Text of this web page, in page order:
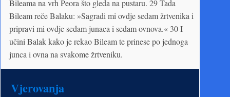
Bileama na vrh Peora što gleda na pustaru. 29 Tada
Bileam reče Balaku: »Sagradi mi ovdje sedam žrtvenika i
pripravi mi ovdje sedam junaca i sedam ovnova.« 30 I
učini Balak kako je rekao Bileam te prinese po jednoga
junca i ovna na svakome žrtveniku.
Vjerovanja